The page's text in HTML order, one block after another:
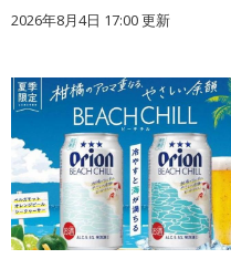
2026年8月4日 17:00更新